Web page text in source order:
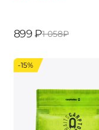
‍899‍ ₽‍1 058‍₽
-15%